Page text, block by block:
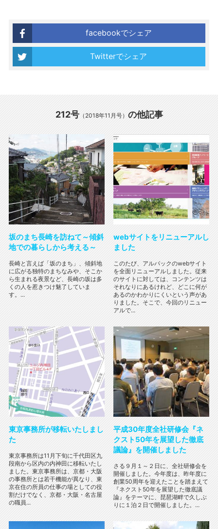
facebookでシェア
Twitterでシェア
212号（2018年11月号） の他記事
坂のまち長崎を訪ねて～傾斜
地での暮らしから考える～
長崎と言えば「坂のまち」、傾斜地
に広がる独特のまちなみや、そこか
ら生まれる夜景など、長崎の坂は多
くの人を惹きつけ魅了していま
す。...
webサイトをリニューアルし
ました
このたび、アルパックのwebサイト
を全面リニューアルしました。従来
のサイトに対しては、コンテンツは
それなりにあるけれど、どこに何が
あるのかわかりにくいという声があ
りました。そこで、今回のリニュー
アルで...
東京事務所が移転いたしまし
た
東京事務所は11月下旬に千代田区九
段南から区内の内神田に移転いたし
ました。東京事務所は、京都・大阪
の事務所とは若干機能が異なり、東
京在住の所員の仕事の場としての役
割だけでなく、京都・大阪・名古屋
の職員...
平成30年度全社研修会『ネ
クスト50年を展望した徹底
議論』を開催しました
さる９月１～２日に、全社研修会を
開催しました。今年度は、昨年度に
創業50周年を迎えたことを踏まえて
『ネクスト50年を展望した徹底議
論』をテーマに、琵琶湖畔で久しぶ
りに１泊２日で開催しました。...